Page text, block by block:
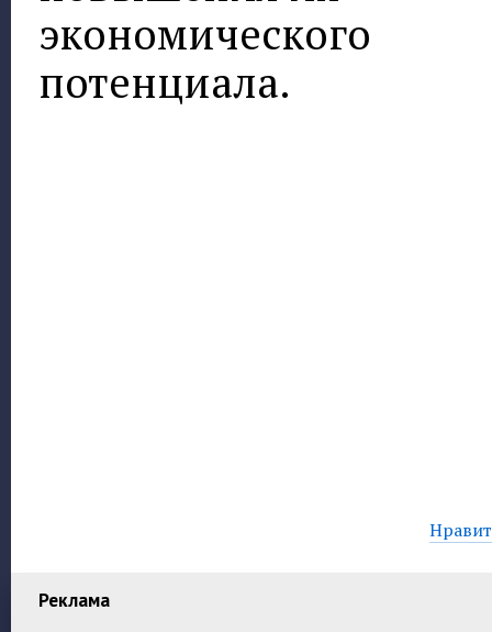
Реклама
экономического
потенциала.